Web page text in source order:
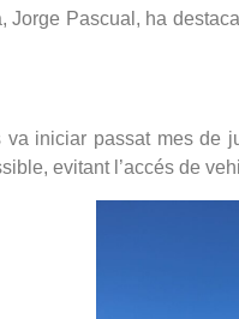
Pascual, ha
iniciar passat mes de
evitant l’accés de